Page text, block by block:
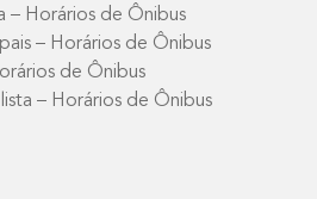
– Horários de Ônibus
– Horários de Ônibus
de Ônibus
– Horários de Ônibus